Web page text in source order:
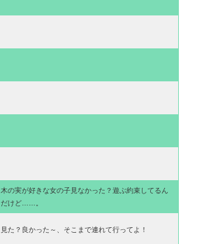
木の実が好きな女の子見なかった？遊ぶ約束してるん
だけど……。
見た？良かった～、そこまで連れて行ってよ！